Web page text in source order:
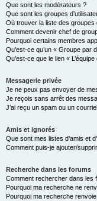
Que sont les modérateurs ?
Que sont les groupes
Où trouver la liste des groupes
Comment devenir chef de
Pourquoi certains membres
Qu’est-ce qu’un « Groupe par
Qu’est-ce que le lien «
Messagerie privée
Je ne peux pas envoyer de
Je reçois sans arrêt des
J’ai reçu un spam ou un
Amis et ignorés
Que sont mes listes d’amis et
Comment puis-je ajouter/
Recherche dans les forums
Comment rechercher dans les
Pourquoi ma recherche ne
Pourquoi ma recherche